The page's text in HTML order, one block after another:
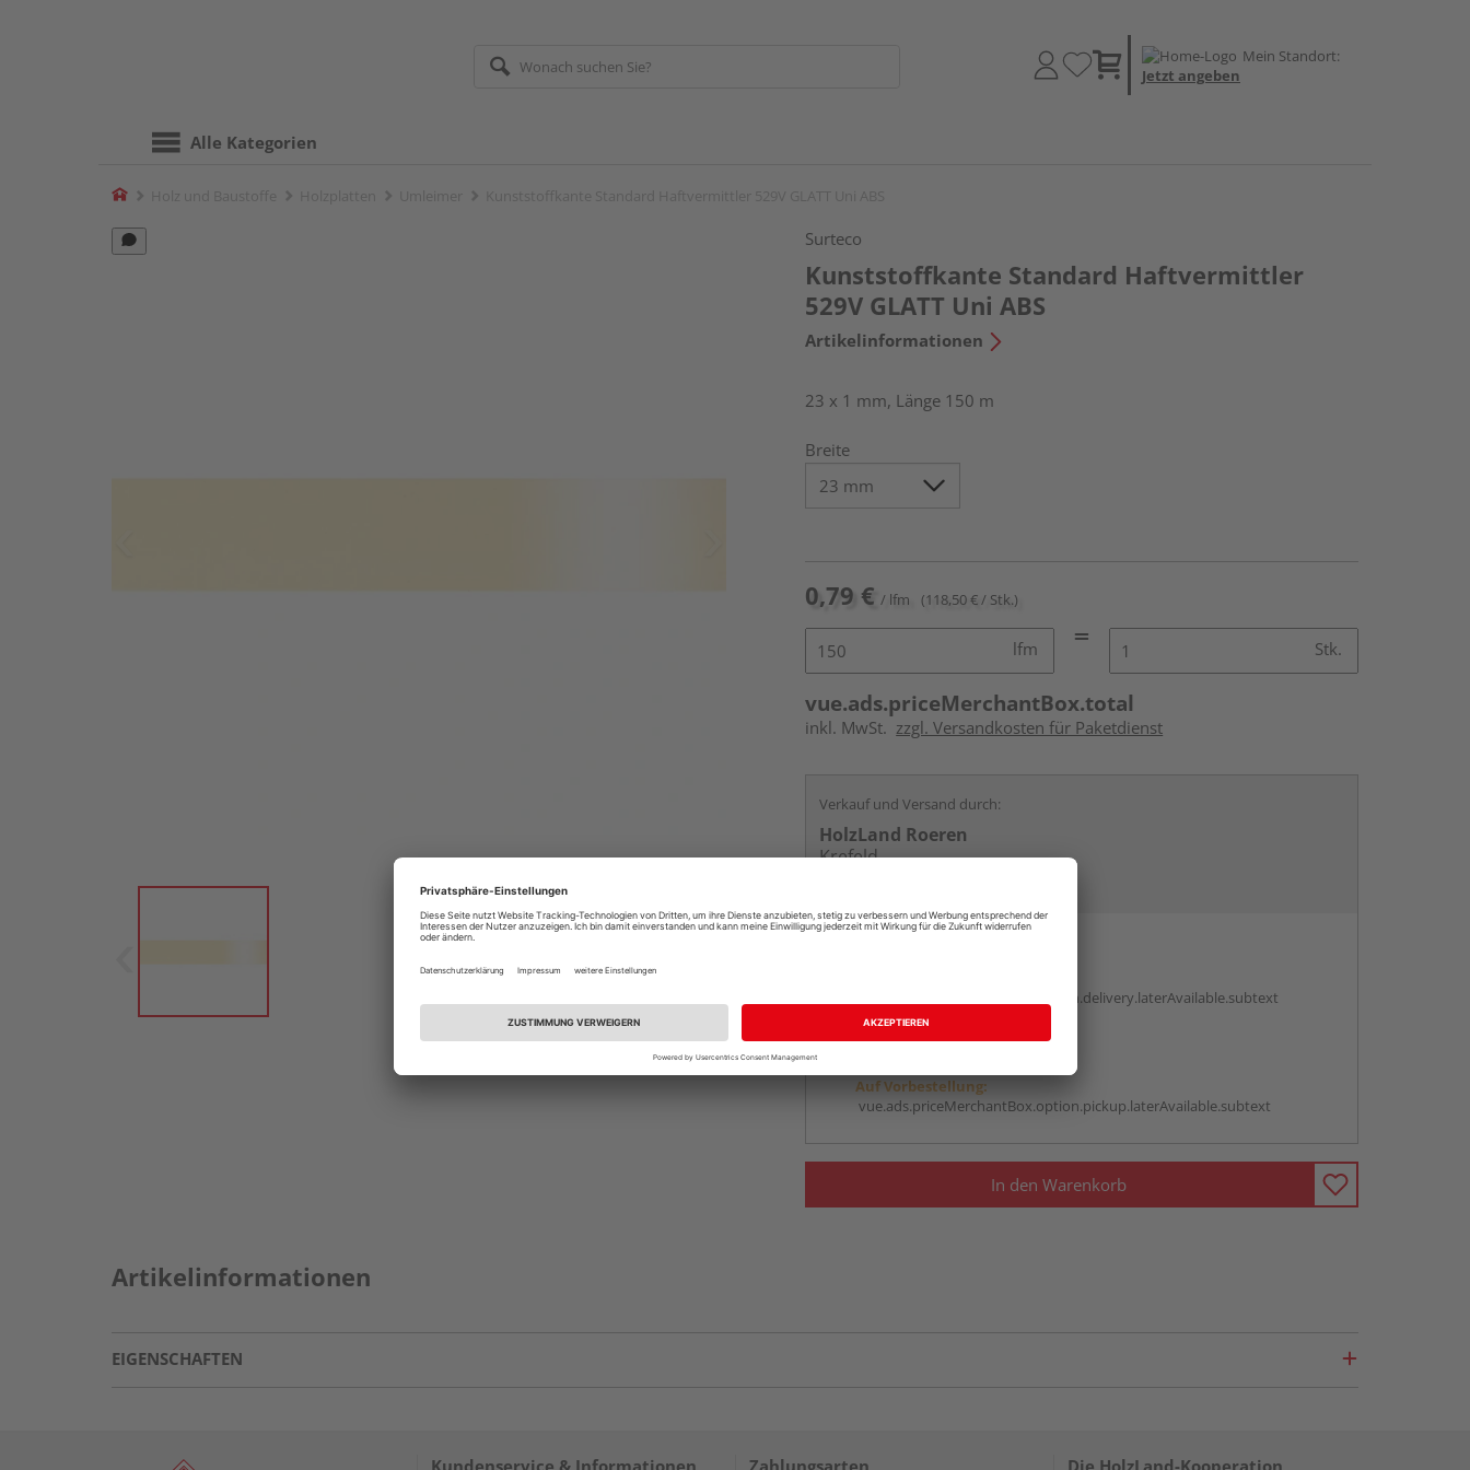
Mein Standort:
Jetzt angeben
Alle Kategorien
Home
Surteco
Kunststoffkante Standard Haftvermittler
529V GLATT Uni ABS
Artikelinformationen
23 x 1 mm, Länge 150 m
Breite
0,79 € / lfm (118,50 € / Stk.)
lfm Stk.
vue.ads.priceMerchantBox.total
inkl. MwSt. zzgl. Versandkosten für Paketdienst
Verkauf und Versand durch:
HolzLand Roeren
Krefeld
vue.ads.priceMerchantBox.option.delivery.laterAvailable.subtext
Auf Vorbestellung:
vue.ads.priceMerchantBox.option.pickup.laterAvailable.subtext
In den Warenkorb
Artikelinformationen
EIGENSCHAFTEN
Kundenservice & Informationen Zahlungsarten Die HolzLand-Kooperation